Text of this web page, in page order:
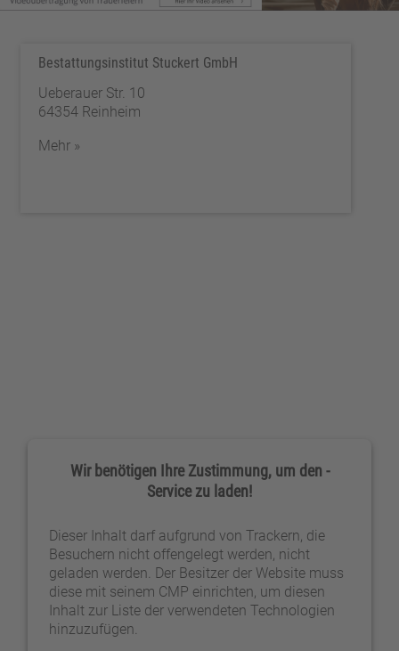
Bestattungsinstitut Stuckert GmbH
Ueberauer Str. 10
64354 Reinheim
Mehr »
Wir benötigen Ihre Zustimmung, um den -
Service zu laden!
Dieser Inhalt darf aufgrund von Trackern, die
Besuchern nicht offengelegt werden, nicht
geladen werden. Der Besitzer der Website muss
diese mit seinem CMP einrichten, um diesen
Inhalt zur Liste der verwendeten Technologien
hinzuzufügen.